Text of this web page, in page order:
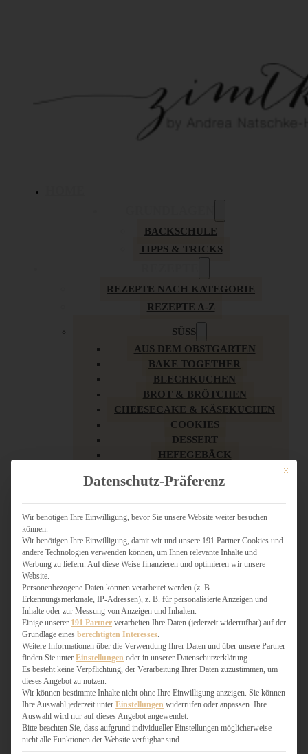
BACKSCHULE
TIPPS & TRICKS
REZEPTE NACH KATEGORIE
REZEPTE A-Z
SÜSS
AUS DEM OBSTGARTEN
BAKE TOGETHER
BLECHKUCHEN
BROT & BRÖTCHEN
CHEESECAKE & KÄSEKUCHEN
COOKIES
DESSERT
HEFEGEBÄCK
KUCHEN
LOW CARB & GESÜNDER
MY AMERICAN BAKERY
SCHOKOLADIGES
SÜSSES HAUPTGERICHT
TÖRTCHEN
VEGAN SÜSS
WEIHNACHTSBÄCKEREI
HERZHAFT
BURGER & SANDWICHES
FIX AUF DEM TISCH
FLEISCH & FISCH
GRILLEN / BARBECUE
Mit
Datenschutz-Präferenz
Wir benötigen Ihre Einwilligung, bevor Sie unsere Website weiter besuchen
können.
Wir benötigen Ihre Einwilligung, damit wir und unsere 191 Partner Cookies und
andere Technologien verwenden können, um Ihnen relevante Inhalte und
Werbung zu liefern. Auf diese Weise finanzieren und optimieren wir unsere
Website.
Personenbezogene Daten können verarbeitet werden (z. B.
Erkennungsmerkmale, IP-Adressen), z. B. für personalisierte Anzeigen und
Inhalte oder zur Messung von Anzeigen und Inhalten.
Einige unserer 191 Partner verarbeiten Ihre Daten (jederzeit widerrufbar) auf der
Grundlage eines berechtigten Interesses
Weitere Informationen über die Verwendung Ihrer Daten und über unsere Partner
finden Sie unter Einstellungen oder in unserer Datenschutzerklärung.
Es besteht keine Verpflichtung, der Verarbeitung Ihrer Daten zuzustimmen, um
dieses Angebot zu nutzen.
Wir können bestimmte Inhalte nicht ohne Ihre Einwilligung anzeigen. Sie können
Ihre Auswahl jederzeit unter Einstellungen widerrufen oder anpassen. Ihre
Auswahl wird nur auf dieses Angebot angewendet.
Bitte beachten Sie, dass aufgrund individueller Einstellungen möglicherweise
nicht alle Funktionen der Website verfügbar sind.